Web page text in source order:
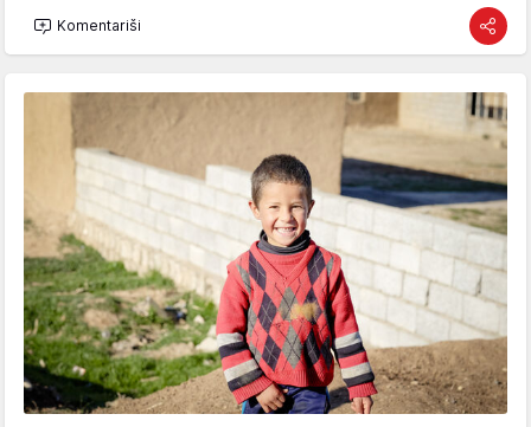
Komentariši